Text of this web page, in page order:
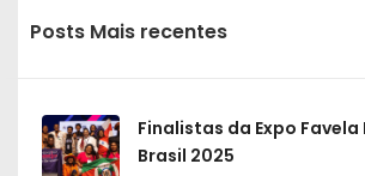
Posts Mais recentes
Finalistas da Expo
Brasil 2025